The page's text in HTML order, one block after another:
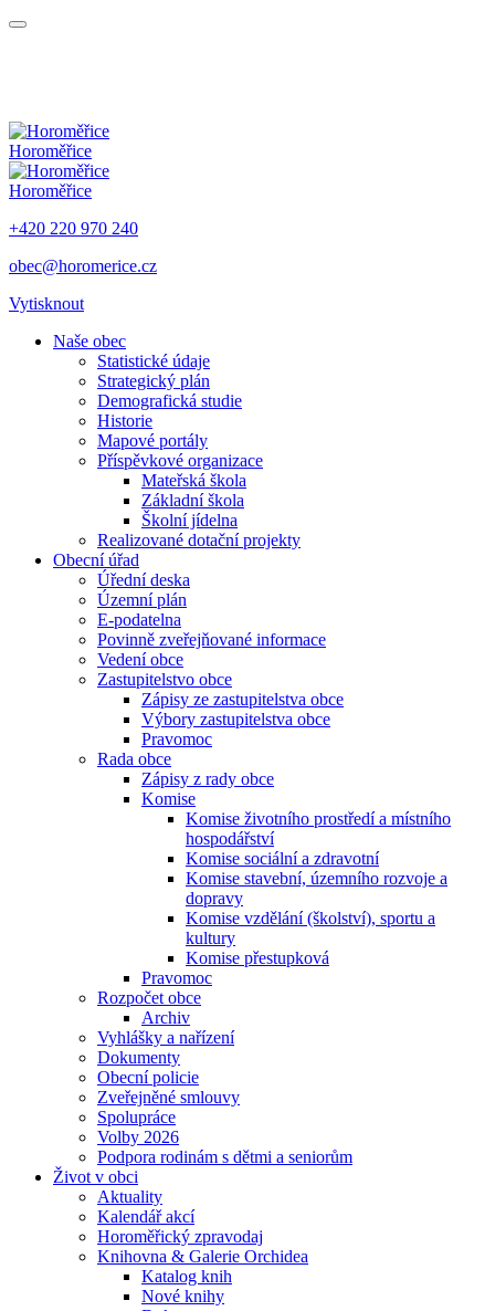
Horoměřice
Horoměřice
+420 220 970 240
obec@horomerice.cz
Vytisknout
Naše obec
Statistické údaje
Strategický plán
Demografická studie
Historie
Mapové portály
Příspěvkové organizace
Mateřská škola
Základní škola
Školní jídelna
Realizované dotační projekty
Obecní úřad
Úřední deska
Územní plán
E-podatelna
Povinně zveřejňované informace
Vedení obce
Zastupitelstvo obce
Zápisy ze zastupitelstva obce
Výbory zastupitelstva obce
Pravomoc
Rada obce
Zápisy z rady obce
Komise
Komise životního prostředí a místního
hospodářství
Komise sociální a zdravotní
Komise stavební, územního rozvoje a
dopravy
Komise vzdělání (školství), sportu a
kultury
Komise přestupková
Pravomoc
Rozpočet obce
Archiv
Vyhlášky a nařízení
Dokumenty
Obecní policie
Zveřejněné smlouvy
Spolupráce
Volby 2026
Podpora rodinám s dětmi a seniorům
Život v obci
Aktuality
Kalendář akcí
Horoměřický zpravodaj
Knihovna & Galerie Orchidea
Katalog knih
Nové knihy